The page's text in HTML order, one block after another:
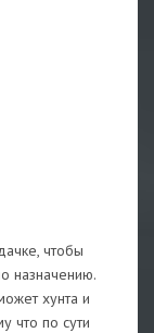
чтобы
назначению.
хунта и
что по сути